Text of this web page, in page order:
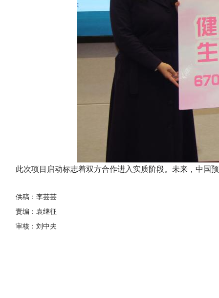
此次项目启动标志着双方合作进入实质阶段。未来，中国
供稿：李芸芸
责编：袁继征
审核：刘中夫